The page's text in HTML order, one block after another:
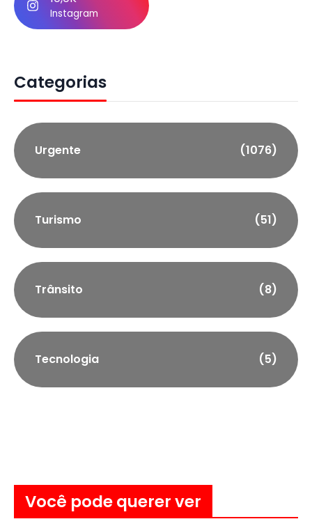
Instagram
Categorias
Urgente (1076)
Turismo (51)
Trânsito (8)
Tecnologia (5)
Você pode querer ver